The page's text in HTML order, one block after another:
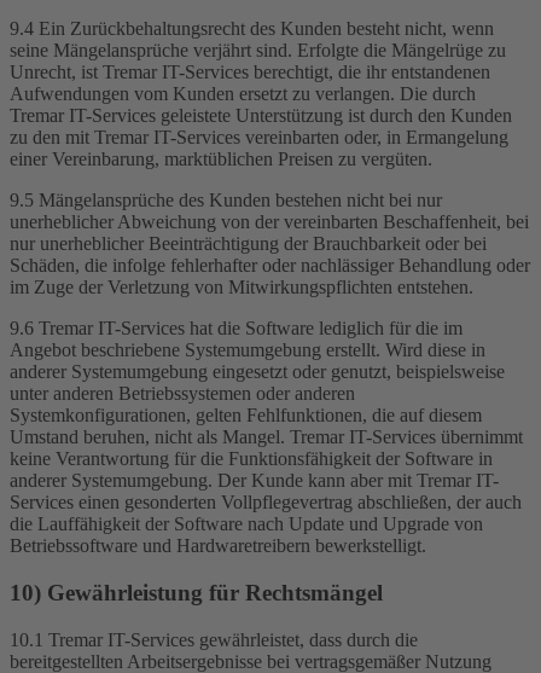
9.4 Ein Zurückbehaltungsrecht des Kunden besteht nicht, wenn
seine Mängelansprüche verjährt sind. Erfolgte die Mängelrüge zu
Unrecht, ist Tremar IT-Services berechtigt, die ihr entstandenen
Aufwendungen vom Kunden ersetzt zu verlangen. Die durch
Tremar IT-Services geleistete Unterstützung ist durch den Kunden
zu den mit Tremar IT-Services vereinbarten oder, in Ermangelung
einer Vereinbarung, marktüblichen Preisen zu vergüten.
9.5 Mängelansprüche des Kunden bestehen nicht bei nur
unerheblicher Abweichung von der vereinbarten Beschaffenheit, bei
nur unerheblicher Beeinträchtigung der Brauchbarkeit oder bei
Schäden, die infolge fehlerhafter oder nachlässiger Behandlung oder
im Zuge der Verletzung von Mitwirkungspflichten entstehen.
9.6 Tremar IT-Services hat die Software lediglich für die im
Angebot beschriebene Systemumgebung erstellt. Wird diese in
anderer Systemumgebung eingesetzt oder genutzt, beispielsweise
unter anderen Betriebssystemen oder anderen
Systemkonfigurationen, gelten Fehlfunktionen, die auf diesem
Umstand beruhen, nicht als Mangel. Tremar IT-Services übernimmt
keine Verantwortung für die Funktionsfähigkeit der Software in
anderer Systemumgebung. Der Kunde kann aber mit Tremar IT-
Services einen gesonderten Vollpflegevertrag abschließen, der auch
die Lauffähigkeit der Software nach Update und Upgrade von
Betriebssoftware und Hardwaretreibern bewerkstelligt.
10) Gewährleistung für Rechtsmängel
10.1 Tremar IT-Services gewährleistet, dass durch die
bereitgestellten Arbeitsergebnisse bei vertragsgemäßer Nutzung